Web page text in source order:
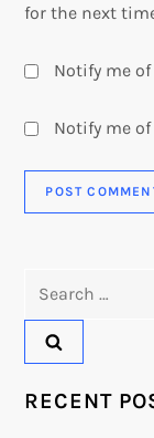
for the next
Notify me
Notify me
RECENT